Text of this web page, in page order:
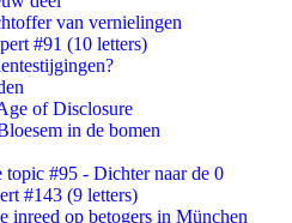
van vernielingen
#91 (10 letters)
of Disclosure
in de bomen
topic #95 - Dichter naar de 0
#143 (9 letters)
inreed op betogers in München